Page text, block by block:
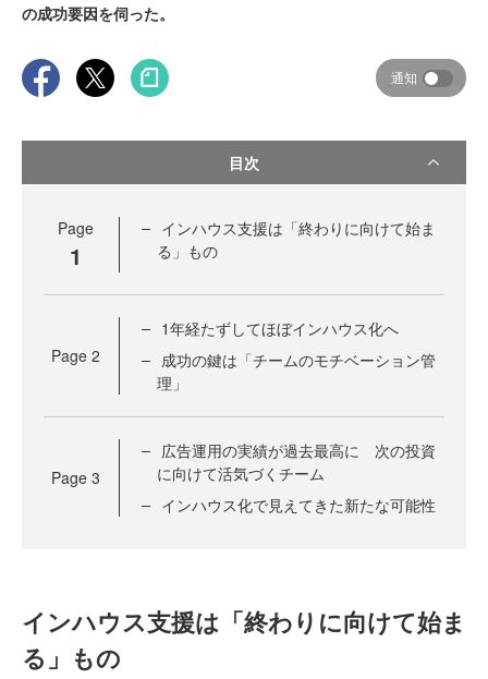
の成功要因を伺った。
通知
目次
Page
1
インハウス支援は「終わりに向けて始ま
る」もの
Page 2
1年経たずしてほぼインハウス化へ
成功の鍵は「チームのモチベーション管
理」
Page 3
広告運用の実績が過去最高に 次の投資
に向けて活気づくチーム
インハウス化で見えてきた新たな可能性
インハウス支援は「終わりに向けて始ま
る」もの